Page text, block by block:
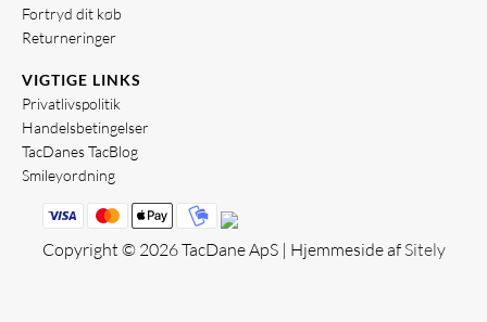
Fortryd dit køb
Returneringer
VIGTIGE LINKS
Privatlivspolitik
Handelsbetingelser
TacDanes TacBlog
Smileyordning
Copyright © 2026 TacDane ApS | Hjemmeside af Sitely